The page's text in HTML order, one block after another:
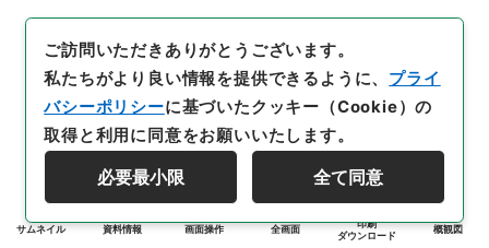
サムネイル 資料情報 画面操作 全画面
印刷
ダウンロード
概観図
ご訪問いただきありがとうございます。
私たちがより良い情報を提供できるように、 プライ
バシーポリシーに基づいたクッキー（Cookie）の
取得と利用に同意をお願いいたします。
必要最小限 全て同意